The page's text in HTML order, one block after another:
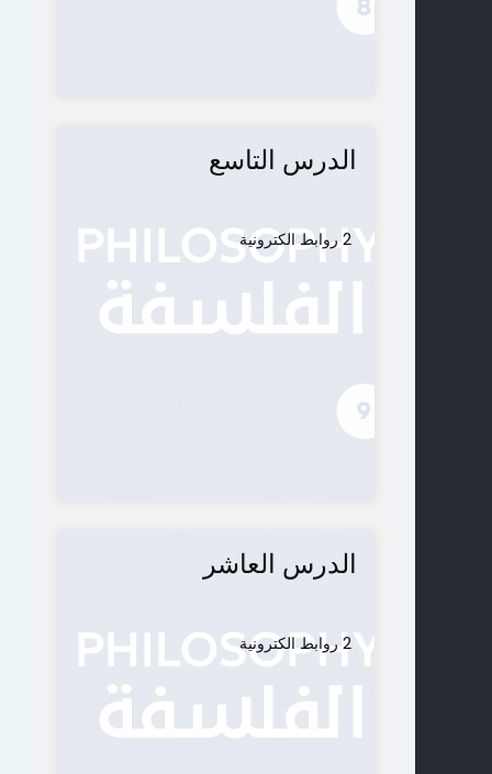
الدرس التاسع
2 روابط الكترونية
الدرس العاشر
2 روابط الكترونية